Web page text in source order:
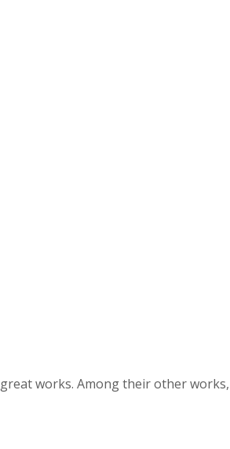
works. Among their other works,